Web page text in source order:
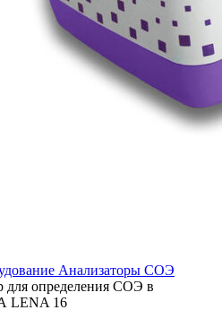
Анализаторы СОЭ
для определения СОЭ в
LENA 16